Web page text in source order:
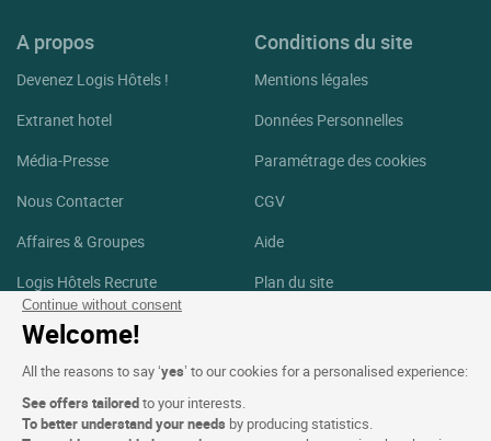
Continue without consent
Welcome!
All the reasons to say ‘yes’ to our cookies for a personalised experience:
See offers tailoredto your interests.
To better understand your needs by producing statistics.
A propos
Devenez Logis Hôtels !
Extranet hotel
Média-Presse
Nous Contacter
Affaires & Groupes
Logis Hôtels Recrute
Conditions du site
Mentions légales
Données Personnelles
Paramétrage des cookies
CGV
Aide
Plan du site
Suivez-nous
Facebook